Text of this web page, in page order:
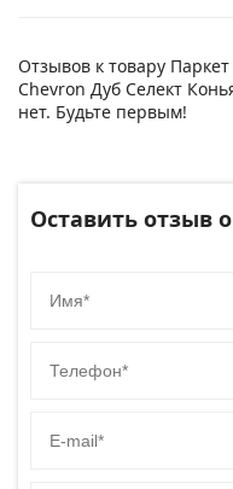
Отзывов к товару
Chevron Дуб Селект
нет. Будьте первым!
Оставить отзыв